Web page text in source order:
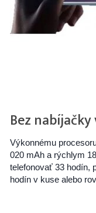
Bez
Výkonnému
020 mAh a rýchlym
telefonovať 33 hodín,
hodín v kuse alebo